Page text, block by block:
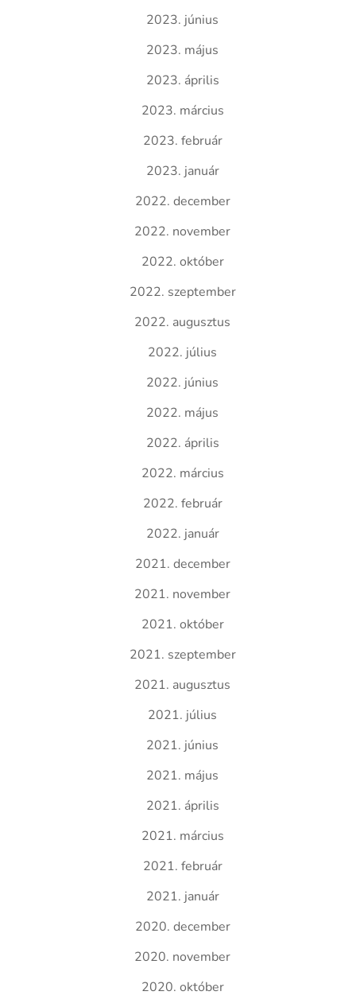
2023. június
2023. május
2023. április
2023. március
2023. február
2023. január
2022. december
2022. november
2022. október
2022. szeptember
2022. augusztus
2022. július
2022. június
2022. május
2022. április
2022. március
2022. február
2022. január
2021. december
2021. november
2021. október
2021. szeptember
2021. augusztus
2021. július
2021. június
2021. május
2021. április
2021. március
2021. február
2021. január
2020. december
2020. november
2020. október